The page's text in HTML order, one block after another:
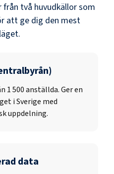
två huvudkällor som
att ge dig den mest
1 500anställda. Ger en
i Sverige med
uppdelning.
data